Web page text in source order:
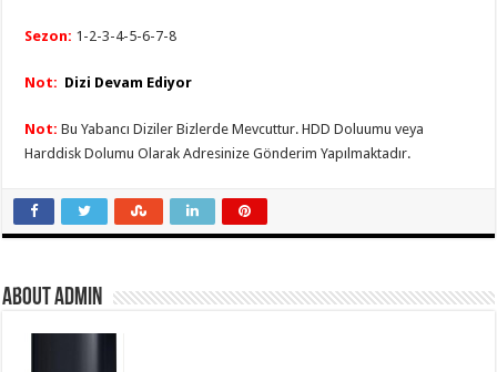
Sezon: 1-2-3-4-5-6-7-8
Not: Dizi Devam Ediyor
Not: Bu Yabancı Diziler Bizlerde Mevcuttur. HDD Doluumu veya
Harddisk Dolumu Olarak Adresinize Gönderim Yapılmaktadır.
About Admin